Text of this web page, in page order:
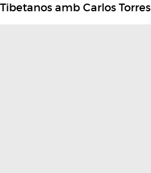
Tibetanos amb Carlos Torres